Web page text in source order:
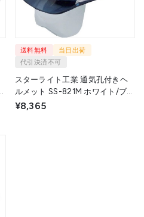
送料無料
当日出荷
代引決済不可
スターライト工業 通気孔付きヘ
ルメット SS-821M ホワイト/ブル
ー/ホワイト フェースシールド付
¥8,365